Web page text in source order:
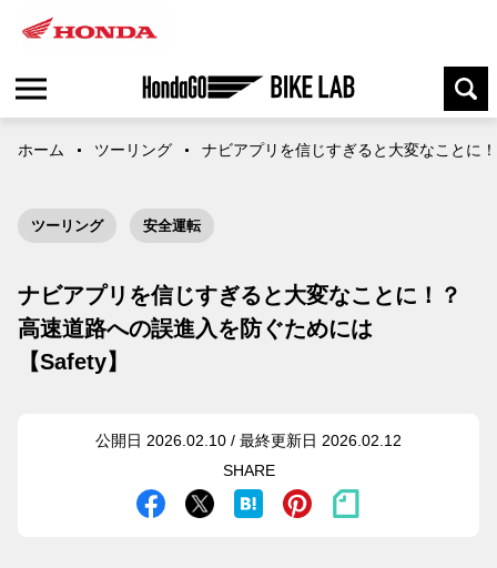
ホーム ツーリング ナビアプリを信じすぎると大変なことに
ツーリング 安全運転
ナビアプリを信じすぎると大変なことに！？
高速道路への誤進入を防ぐためには
【Safety】
公開日 2026.02.10 / 最終更新日 2026.02.12
SHARE